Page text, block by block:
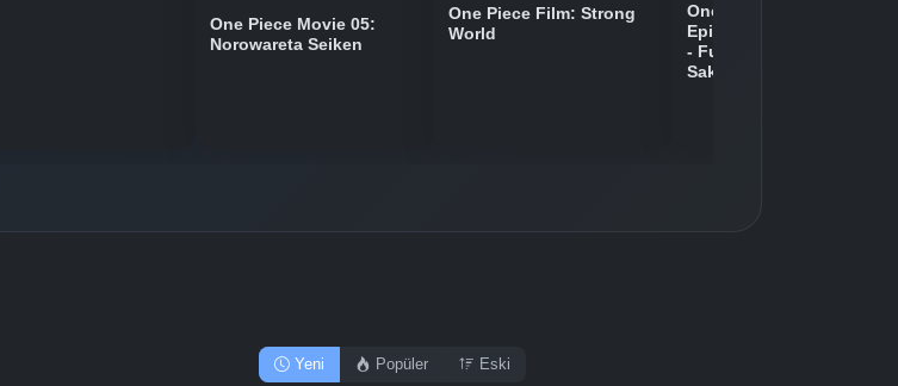
One Piece Movie 05:
Norowareta Seiken
One Piece Film: Strong
World
One Piece Movie 09:
Episode of Chopper Plus
- Fuyu ni Saku, Kiseki no
Sakura
Yeni Popüler Eski